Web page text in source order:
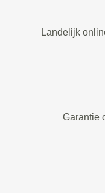
Landelijk
Garantie